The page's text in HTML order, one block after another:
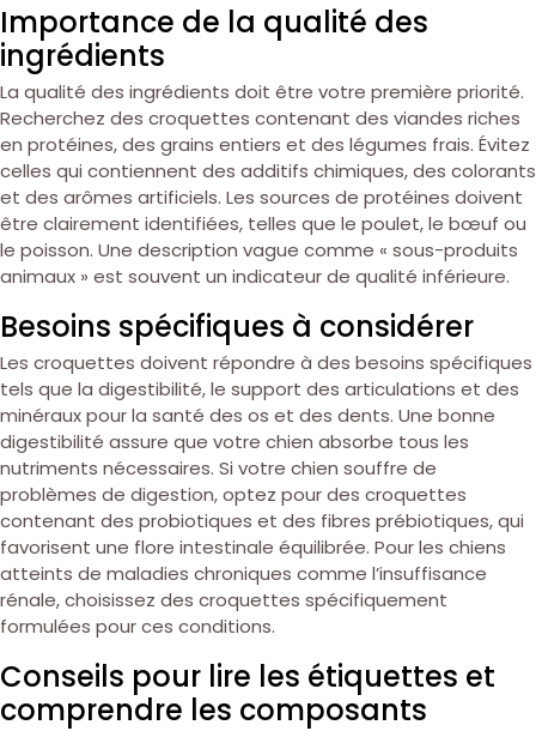
Importance de la qualité des
ingrédients
La qualité des ingrédients doit être votre première priorité.
Recherchez des croquettes contenant des viandes riches
en protéines, des grains entiers et des légumes frais. Évitez
celles qui contiennent des additifs chimiques, des colorants
et des arômes artificiels. Les sources de protéines doivent
être clairement identifiées, telles que le poulet, le bœuf ou
le poisson. Une description vague comme « sous-produits
animaux » est souvent un indicateur de qualité inférieure.
Besoins spécifiques à considérer
Les croquettes doivent répondre à des besoins spécifiques
tels que la digestibilité, le support des articulations et des
minéraux pour la santé des os et des dents. Une bonne
digestibilité assure que votre chien absorbe tous les
nutriments nécessaires. Si votre chien souffre de
problèmes de digestion, optez pour des croquettes
contenant des probiotiques et des fibres prébiotiques, qui
favorisent une flore intestinale équilibrée. Pour les chiens
atteints de maladies chroniques comme l’insuffisance
rénale, choisissez des croquettes spécifiquement
formulées pour ces conditions.
Conseils pour lire les étiquettes et
comprendre les composants